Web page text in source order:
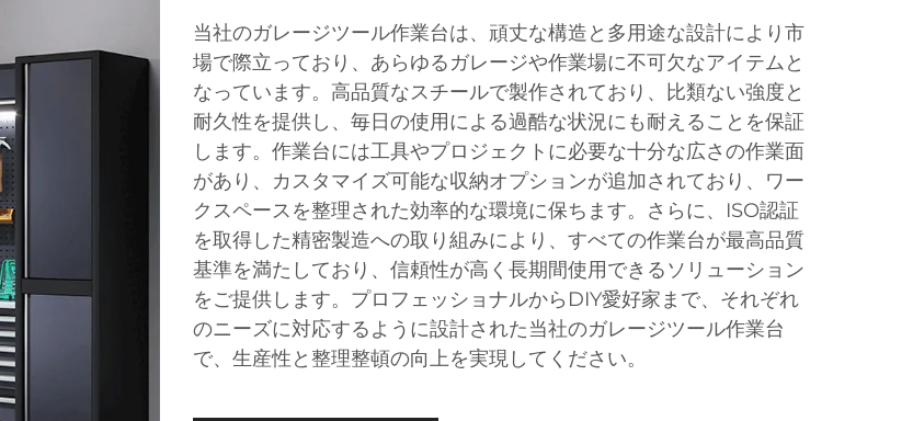
当社のガレージツール作業台は、頑丈な構造と多用途な設計により市
場で際立っており、あらゆるガレージや作業場に不可欠なアイテムと
なっています。高品質なスチールで製作されており、比類ない強度と
耐久性を提供し、毎日の使用による過酷な状況にも耐えることを保証
します。作業台には工具やプロジェクトに必要な十分な広さの作業面
があり、カスタマイズ可能な収納オプションが追加されており、ワー
クスペースを整理された効率的な環境に保ちます。さらに、ISO認証
を取得した精密製造への取り組みにより、すべての作業台が最高品質
基準を満たしており、信頼性が高く長期間使用できるソリューション
をご提供します。プロフェッショナルからDIY愛好家まで、それぞれ
のニーズに対応するように設計された当社のガレージツール作業台
で、生産性と整理整頓の向上を実現してください。